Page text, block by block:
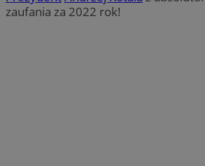
zaufania za 2022 rok!